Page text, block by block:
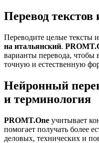
Перевод текстов
Переводите целые тексты
на итальянский.
варианты перевода, чтобы
точную и естественную
Нейронный
и терминология
PROMT.One учитывает
помогает получать более
деловых, технических и